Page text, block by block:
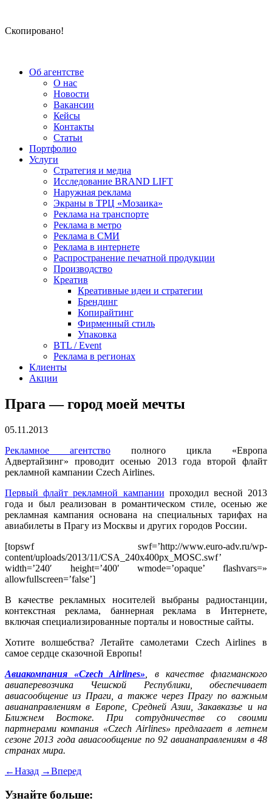
Скопировано!
Об агентстве
О нас
Новости
Вакансии
Кейсы
Контакты
Статьи
Портфолио
Услуги
Стратегия и медиа
Исследование BRAND LIFT
Наружная реклама
Экраны в ТРЦ «Мозаика»
Реклама на транспорте
Реклама в метро
Реклама в СМИ
Реклама в интернете
Распространение печатной продукции
Производство
Креатив
Креативные идеи и стратегии
Брендинг
Копирайтинг
Фирменный стиль
Упаковка
BTL / Event
Реклама в регионах
Клиенты
Акции
Прага — город моей мечты
05.11.2013
Рекламное агентство полного цикла «Европа
Адвертайзинг» проводит осенью 2013 года второй флайт
рекламной кампании Czech Airlines.
Первый флайт рекламной кампании проходил весной 2013
года и был реализован в романтическом стиле, осенью же
рекламная кампания основана на специальных тарифах на
авиабилеты в Прагу из Москвы и других городов России.
[topswf swf=’http://www.euro-adv.ru/wp-
content/uploads/2013/11/CSA_240x400px_MOSC.swf’
width=’240′ height=’400′ wmode=’opaque’ flashvars=»
allowfullscreen=’false’]
В качестве рекламных носителей выбраны радиостанции,
контекстная реклама, баннерная реклама в Интернете,
включая специализированные порталы и новостные сайты.
Хотите волшебства? Летайте самолетами Czech Airlines в
самое сердце сказочной Европы!
Авиакомпания «Czech Airlines» , в качестве флагманского
авиаперевозчика Чешской Республики, обеспечивает
авиасообщение из Праги, а также через Прагу по важным
авианаправлениям в Европе, Средней Азии, Закавказье и на
Ближнем Востоке. При сотрудничестве со своими
партнерами компания «Czech Airlines» предлагает в летнем
сезоне 2013 года авиасообщение по 92 авианаправлениям в 48
странах мира.
←Назад →Вперед
Узнайте больше: